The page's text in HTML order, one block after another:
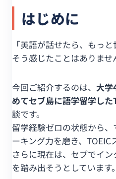
はじめに
「英語が話せたら、もっ
そう感じたことはありませ
今回ご紹介するのは、 大学
めてセブ島に語学留学し
談です。
留学経験ゼロの状態から
ーキング力を磨き、TOEIC
さらに現在は、セブでイ
を踏み出そうとしています。